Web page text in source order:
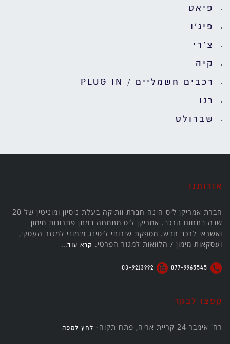
פיאט
פיג'ו
צ'רי
קיה
רכבים חשמליים / PLUG IN
רנו
שברולט
אודותנו
חברת אמריקן ליס הינה חברת וותיקה בעלת ניסיון ומוניטין של 20
שנה בתחום הרכב. אמריקן ליס מתמחה במתן פתרונות מימון
ואשראי לרכב חדש. מספקת שירותי ליסינג מימוני למגזר העסקי,
ועסקאות מימון / הלוואות למגזר הפרטי. קרא עוד...
קפצו לבקר
רח' אימבר 24 קריית אריה, פתח תקוה- לחץ למפה